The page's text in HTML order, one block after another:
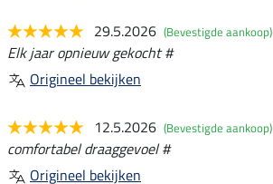
29.5.2026 (Bevestigde aankoop)
Elk jaar opnieuw gekocht #
Origineel bekijken
12.5.2026 (Bevestigde aankoop)
comfortabel draaggevoel #
Origineel bekijken